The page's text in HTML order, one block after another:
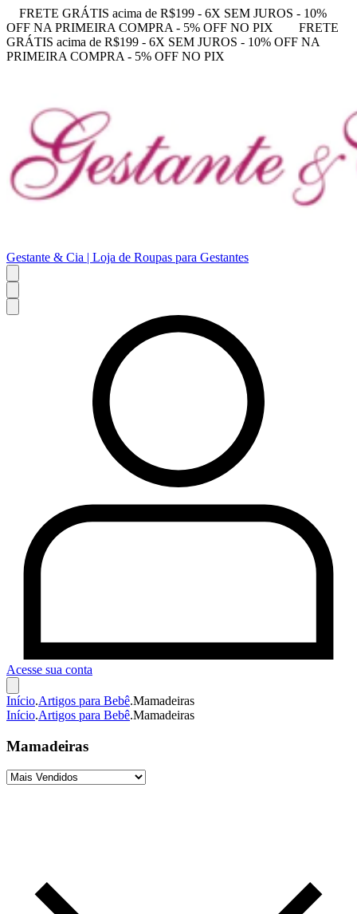
FRETE GRÁTIS acima de R$199 - 6X SEM JUROS - 10%
OFF NA PRIMEIRA COMPRA - 5% OFF NO PIX
FRETE
GRÁTIS acima de R$199 - 6X SEM JUROS - 10% OFF NA
PRIMEIRA COMPRA - 5% OFF NO PIX
Gestante & Cia | Loja de Roupas para Gestantes
Acesse sua conta
Início.Artigos para Bebê.Mamadeiras
Início.Artigos para Bebê.Mamadeiras
Mamadeiras